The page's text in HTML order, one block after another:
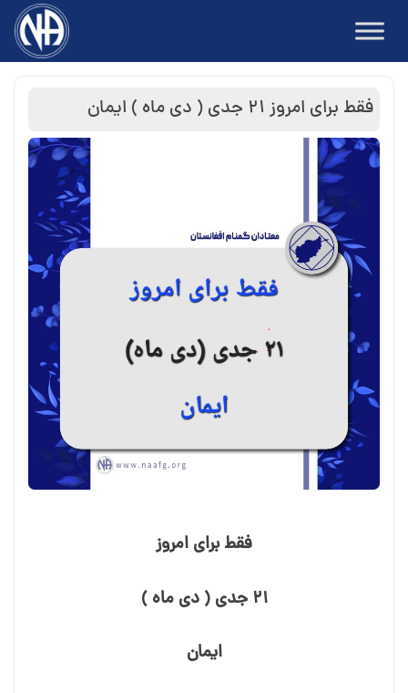
content
فقط برای امروز ۲۱ جدی ( دی ماه ) ایمان
فقط برای امروز
۲۱ جدی ( دی ماه )
ایمان